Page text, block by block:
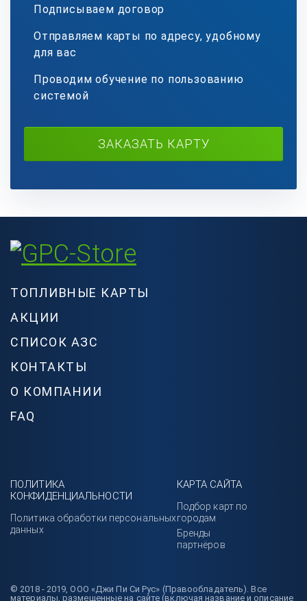
Подписываем договор
Отправляем карты по адресу, удобному
для вас
Проводим обучение по пользованию
системой
ЗАКАЗАТЬ КАРТУ
ТОПЛИВНЫЕ КАРТЫ
АКЦИИ
СПИСОК АЗС
КОНТАКТЫ
О КОМПАНИИ
FAQ
© 2018 - 2019, ООО «Джи Пи Си Рус» (Правообладатель). Все
материалы, размещенные на сайте (включая название и описание
ПОЛИТИКА
КОНФИДЕНЦИАЛЬНОСТИ
Политика обработки персональных
данных
КАРТА САЙТА
Подбор карт по
городам
Бренды
партнёров